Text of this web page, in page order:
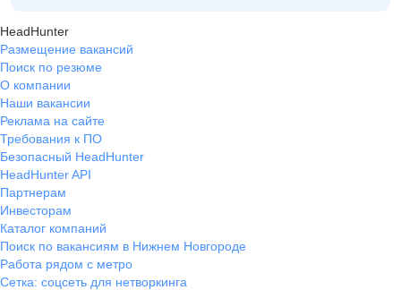
HeadHunter
Размещение вакансий
Поиск по резюме
О компании
Наши вакансии
Реклама на сайте
Требования к ПО
Безопасный HeadHunter
HeadHunter API
Партнерам
Инвесторам
Каталог компаний
Поиск по вакансиям в Нижнем Новгороде
Работа рядом с метро
Сетка: соцсеть для нетворкинга